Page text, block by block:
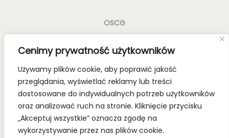
Cenimy prywatność użytkowników
Używamy plików cookie, aby poprawić jakość
przeglądania, wyświetlać reklamy lub treści
dostosowane do indywidualnych potrzeb użytkowników
oraz analizować ruch na stronie. Kliknięcie przycisku
„Akceptuj wszystkie” oznacza zgodę na
wykorzystywanie przez nas plików cookie.
OSCG
styl życia!
Bądź z nami na bieżąco, dołącz do naszych mediów
społecznościowych.